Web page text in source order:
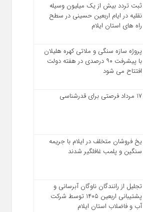
ثبت تردد بیش از یک میلیون وسیله
نقلیه در ایام اربعین حسینی در سطح
راه‌ های استان ایلام
پروژه سازه سنگی و ملاتی کهره هلیلان
با پیشرفت ۹۰ درصدی در هفته دولت
افتتاح می شود
17 مرداد فرصتی برای قدرشناسی
یخ‌ فروشان متخلف در ایلام با جریمه
سنگین و پلمب غافلگیر شدند
تجلیل از رانندگان ناوگان آبرسانی و
پشتیبانی اربعین ۱۴۰۵ توسط شرکت
آب و فاضلاب استان ایلام